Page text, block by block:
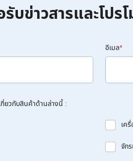
รับข่าวสารและโปร
อีเมล*
ยวกับสินค้าด้านล่างนี้ :
เค
จัก